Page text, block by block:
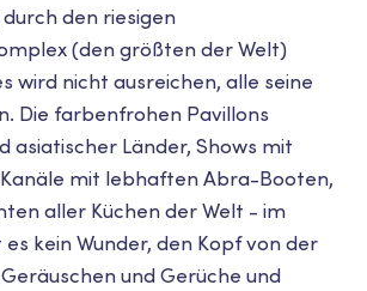
den riesigen
(den größten der Welt)
wird nicht ausreichen, alle seine
Die farbenfrohen Pavillons
asiatischer Länder, Shows mit
mit lebhaften Abra-Booten,
aller Küchen der Welt - im
kein Wunder, den Kopf von der
und Gerüche und